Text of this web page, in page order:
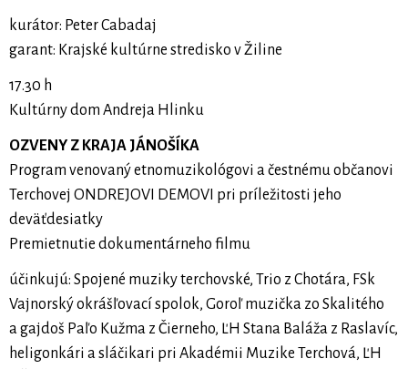
kurátor: Peter Cabadaj
garant: Krajské kultúrne stredisko v Žiline
17.30 h
Kultúrny dom Andreja Hlinku
OZVENY Z KRAJA JÁNOŠÍKA
Program venovaný etnomuzikológovi a čestnému občanovi
Terchovej ONDREJOVI DEMOVI pri príležitosti jeho
deväťdesiatky
Premietnutie dokumentárneho filmu
účinkujú: Spojené muziky terchovské, Trio z Chotára, FSk
Vajnorský okrášľovací spolok, Goroľ muzička zo Skalitého
a gajdoš Paľo Kužma z Čierneho, ĽH Stana Baláža z Raslavíc,
heligonkári a sláčikari pri Akadémii Muzike Terchová, ĽH